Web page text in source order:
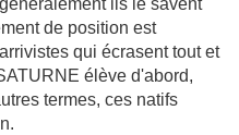
ils le savent
de position est
qui écrasent tout et
élève d'abord,
termes, ces natifs